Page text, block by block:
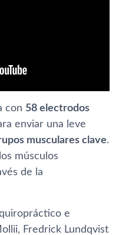
con 58 electrodos
enviar una leve
musculares clave.
músculos
de la
e
Fredrick Lundqvist